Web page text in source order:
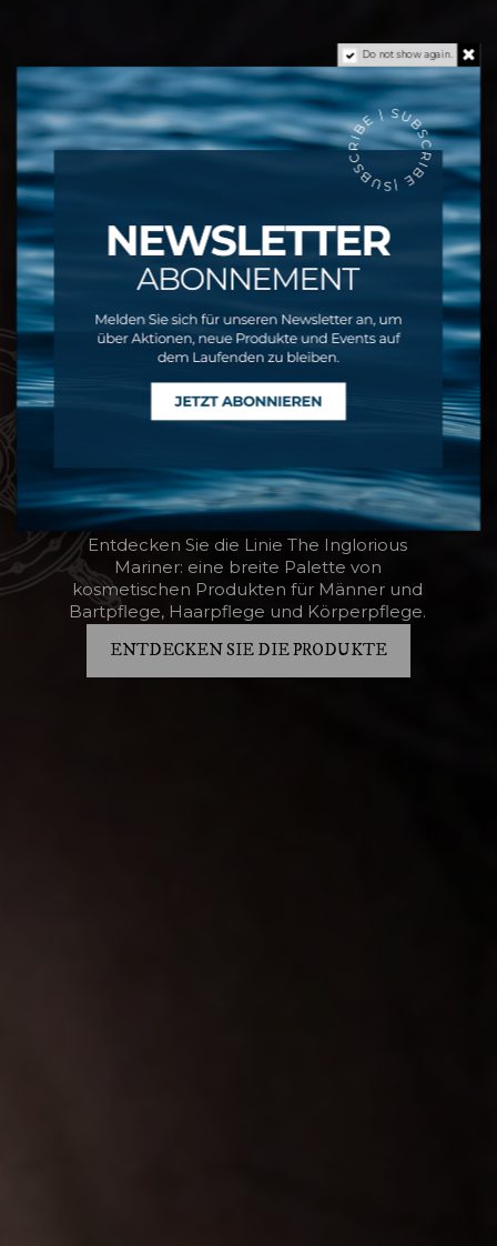
MÄNNERPRODUKTE
VON MÄNNERN
Entdecken Sie die Linie The Inglorious
Mariner: eine breite Palette von
kosmetischen Produkten für Männer und
Bartpflege, Haarpflege und Körperpflege.
ENTDECKEN SIE DIE PRODUKTE
Do not show again.